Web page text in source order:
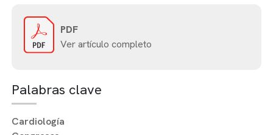
PDF
Ver artículo completo
Palabras clave
Cardiología